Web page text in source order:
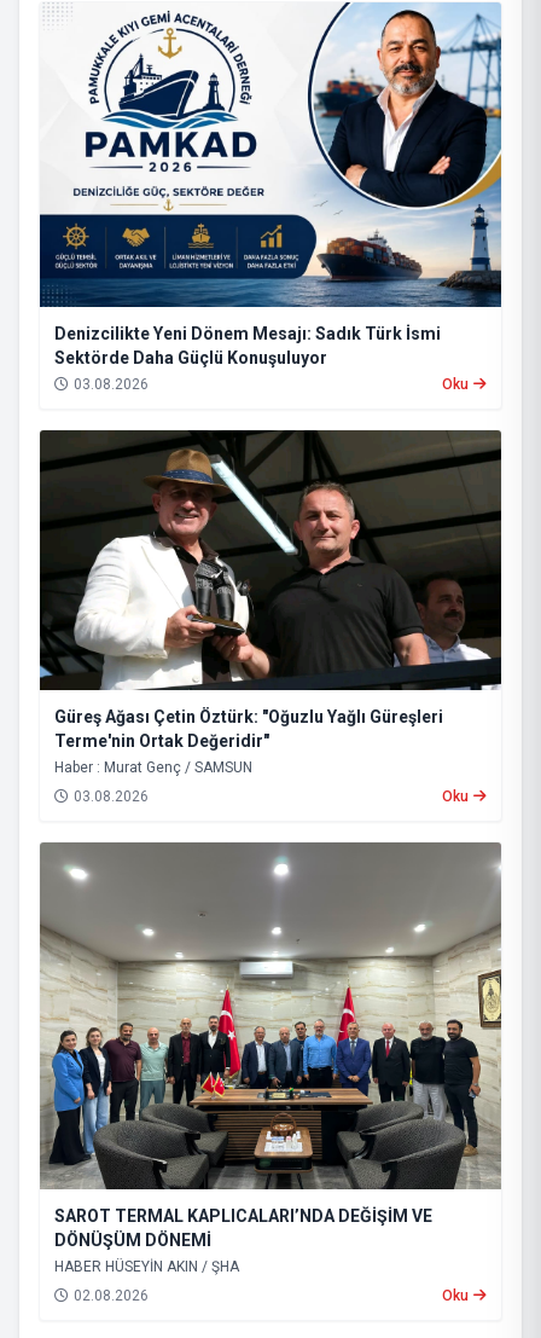
Denizcilikte Yeni Dönem Mesajı: Sadık Türk İsmi
Sektörde Daha Güçlü Konuşuluyor
03.08.2026 Oku
Güreş Ağası Çetin Öztürk: "Oğuzlu Yağlı Güreşleri
Terme'nin Ortak Değeridir"
Haber : Murat Genç / SAMSUN
03.08.2026
Oku
SAROT TERMAL KAPLICALARI’NDA DEĞİŞİM VE
DÖNÜŞÜM DÖNEMİ
HABER HÜSEYİN AKIN / ŞHA
02.08.2026
Oku